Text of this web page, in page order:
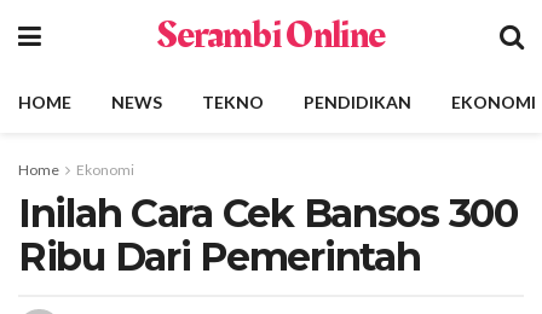
Serambi Online
HOME NEWS TEKNO PENDIDIKAN EKONOMI
Home Ekonomi
Inilah Cara Cek Bansos 300
Ribu Dari Pemerintah